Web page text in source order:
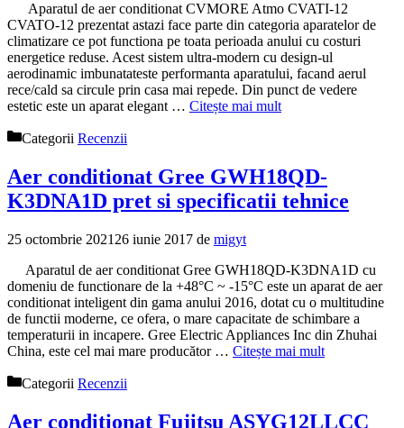
Aparatul de aer conditionat CVMORE Atmo CVATI-12
CVATO-12 prezentat astazi face parte din categoria aparatelor de
climatizare ce pot functiona pe toata perioada anului cu costuri
energetice reduse. Acest sistem ultra-modern cu design-ul
aerodinamic imbunatateste performanta aparatului, facand aerul
rece/cald sa circule prin casa mai repede. Din punct de vedere
estetic este un aparat elegant … Citește mai mult
Categorii Recenzii
Aer conditionat Gree GWH18QD-
K3DNA1D pret si specificatii tehnice
25 octombrie 2021 26 iunie 2017 de migyt
Aparatul de aer conditionat Gree GWH18QD-K3DNA1D cu
domeniu de functionare de la +48°C ~ -15°C este un aparat de aer
conditionat inteligent din gama anului 2016, dotat cu o multitudine
de functii moderne, ce ofera, o mare capacitate de schimbare a
temperaturii in incapere. Gree Electric Appliances Inc din Zhuhai
China, este cel mai mare producător … Citește mai mult
Categorii Recenzii
Aer conditionat Fujitsu ASYG12LLCC